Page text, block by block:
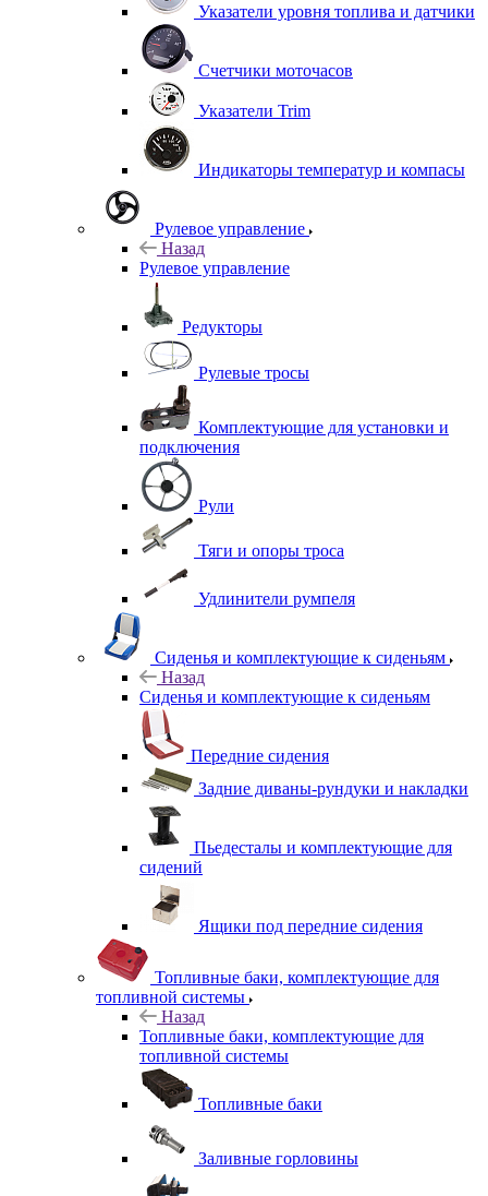
Указатели уровня топлива и датчики
Счетчики моточасов
Указатели Trim
Индикаторы температур и компасы
Рулевое управление
Назад
Рулевое управление
Редукторы
Рулевые тросы
Комплектующие для установки и
подключения
Рули
Тяги и опоры троса
Удлинители румпеля
Сиденья и комплектующие к сиденьям
Назад
Сиденья и комплектующие к сиденьям
Передние сидения
Задние диваны-рундуки и накладки
Пьедесталы и комплектующие для
сидений
Ящики под передние сидения
Топливные баки, комплектующие для
топливной системы
Назад
Топливные баки, комплектующие для
топливной системы
Топливные баки
Заливные горловины